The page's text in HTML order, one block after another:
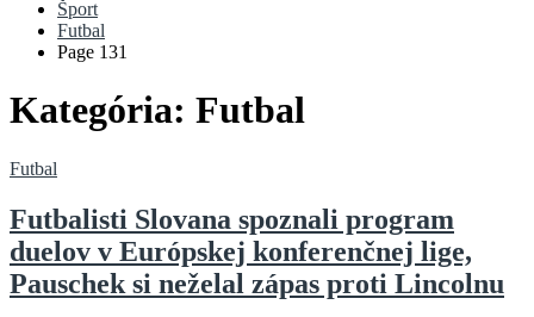
Šport
Futbal
Page 131
Kategória: Futbal
Futbal
Futbalisti Slovana spoznali program
duelov v Európskej konferenčnej lige,
Pauschek si neželal zápas proti Lincolnu